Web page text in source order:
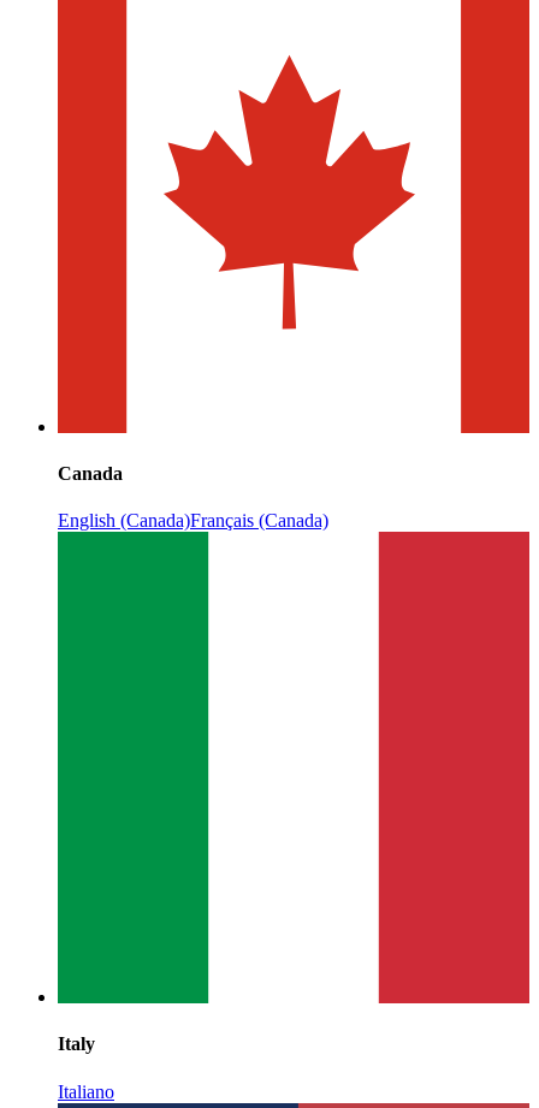
Canada
English (Canada)Français (Canada)
Italy
Italiano